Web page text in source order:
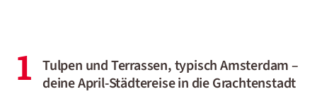
1 Tulpen und Terrassen, typisch Amsterdam –
deine April-Städtereise in die Grachtenstadt